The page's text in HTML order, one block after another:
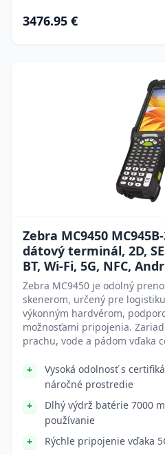
3476.95 €
Zebra MC9450
dátový terminál, 2D,
BT, Wi-Fi, 5G, NFC,
Zebra MC9450 je odolný
skenerom, určený pre
výkonným hardvérom,
možnosťami pripojenia.
prachu, vode a pádom vďaka
Vysoká odolnosť s
náročné prostredie
Dlhý výdrž batérie 7000
používanie
Rýchle pripojenie vďaka